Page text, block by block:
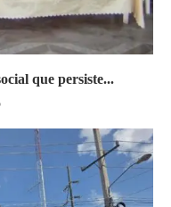
que persiste...